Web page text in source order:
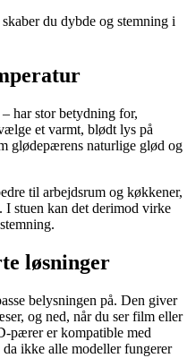
du dybde og stemning i
har stor betydning for,
et varmt, blødt lys på
glødepærens naturlige glød og
til arbejdsrum og køkkener,
stuen kan det derimod virke
løsninger
belysningen på. Den giver
og ned, når du ser film eller
pærer er kompatible med
ikke alle modeller fungerer